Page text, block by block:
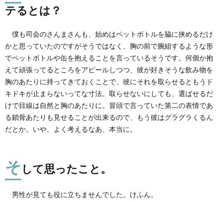
テるとは？
僕も司会のさんまさんも、始めはペットボトルを脇に挟めるだけ
かと思っていたのですがそうではなく、胸の前で腕組するような形
でペットボトルや缶を抱えることを言っているそうです。何個か抱
えて頑張ってるところをアピールしつつ、彼が好きそうな飲み物を
胸のあたりに持ってきておくことで、彼にそれを取らせるともうド
キドキが止まらないってな寸法。取らせないにしても、選ばせるだ
けで目線は自然と胸のあたりに。冒頭で言っていた第二の表情であ
る鎖骨あたりも見せることが出来るので、もう彼はグラグラくるん
だとか。いや、よく考えるなあ、本当に。
そ して思ったこと。
男性が見ても役に立ちませんでした。けふん。